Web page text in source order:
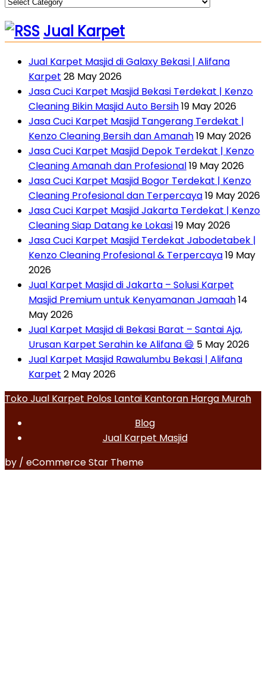
Jual Karpet
Jual Karpet Masjid di Galaxy Bekasi | Alifana
Karpet 28 May 2026
Jasa Cuci Karpet Masjid Bekasi Terdekat | Kenzo
Cleaning Bikin Masjid Auto Bersih19 May 2026
Jasa Cuci Karpet Masjid Tangerang Terdekat |
Kenzo Cleaning Bersih dan Amanah19 May 2026
Jasa Cuci Karpet Masjid Depok Terdekat | Kenzo
Cleaning Amanah dan Profesional19 May 2026
Jasa Cuci Karpet Masjid Bogor Terdekat | Kenzo
Cleaning Profesional dan Terpercaya19 May 2026
Jasa Cuci Karpet Masjid Jakarta Terdekat | Kenzo
Cleaning Siap Datang ke Lokasi19 May 2026
Jasa Cuci Karpet Masjid Terdekat Jabodetabek |
Kenzo Cleaning Profesional & Terpercaya19 May
2026
Jual Karpet Masjid di Jakarta – Solusi Karpet
Masjid Premium untuk Kenyamanan Jamaah14
May 2026
Jual Karpet Masjid di Bekasi Barat – Santai Aja,
Urusan Karpet Serahin ke Alifana 😄 5 May 2026
Jual Karpet Masjid Rawalumbu Bekasi | Alifana
Karpet 2 May 2026
Toko Jual Karpet Polos Lantai Kantoran Harga Murah
Blog
Jual Karpet Masjid
by / eCommerce Star Theme